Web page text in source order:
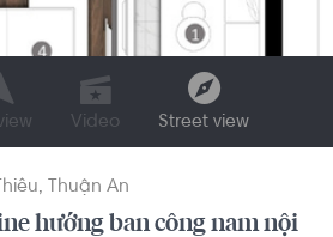
Video Street view
Thuận An
hướng ban công nam nội